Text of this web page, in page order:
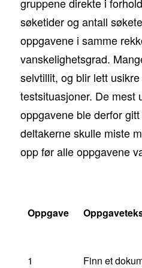
gruppene direkte i
søketider og antall
oppgavene i samme
vanskelighetsgrad.
selvtillit, og blir lett
testsituasjoner. De mest
oppgavene ble derfor
deltakerne skulle miste
opp før alle oppgavene
Oppgave
1 Finn et